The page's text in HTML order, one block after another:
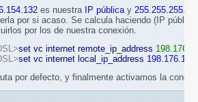
es nuestra IP pública y
por si acaso. Se calcula haciendo (IP pública
por los de nuestra conexión.
set vc internet remote_ip_address
set vc internet local_ip_address
por defecto, y finalmente activamos la